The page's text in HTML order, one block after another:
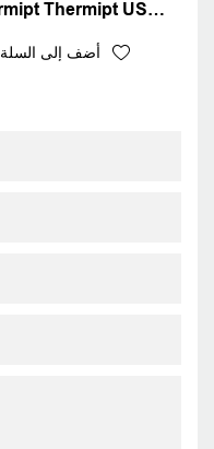
Thermipt USB
Firedly Direct
أضف إلى السلة